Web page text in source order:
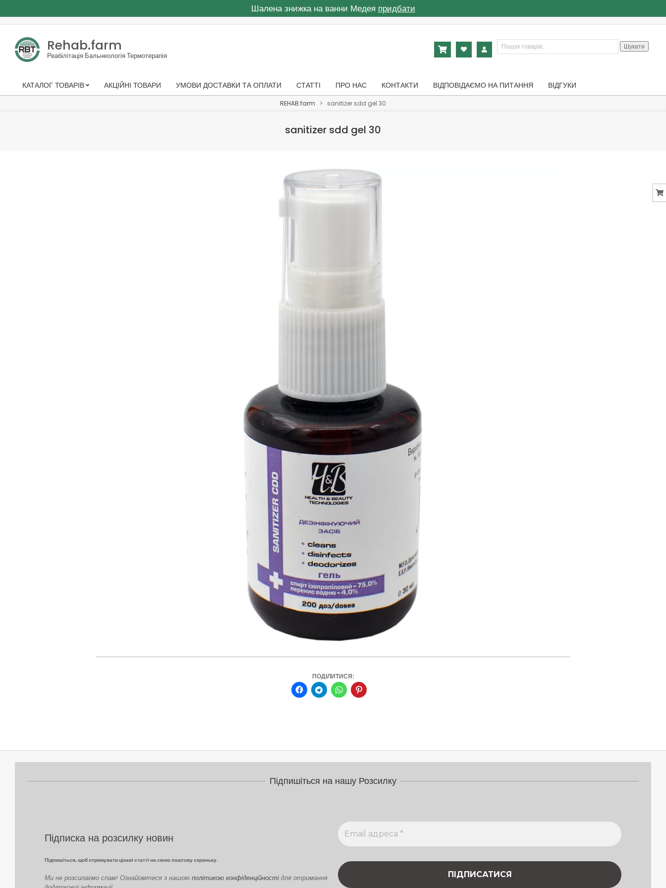
Шалена знижка на ванни Медея придбати
Skip
content
Rehab.farm
Реабілітація Бальнеологія Термотерапія
Шукати: Шукати
Primary
КАТАЛОГ ТОВАРІВ АКЦІЙНІ ТОВАРИ УМОВИ ДОСТАВКИ ТА ОПЛАТИ СТАТТІ ПРО НАС КОНТАКТИ ВІДПОВІДАЄМО НА ПИТАННЯ ВІДГУКИ
REHAB.farm > sanitizer sdd gel 30
sanitizer sdd gel 30
ПОДІЛИТИСЯ:
02-
17
Підпишіться на нашу Розсилку
Підписка на розсилку новин
Підпишіться, щоб отримувати цікаві статті на свою поштову скриньку.
Ми не розсилаємо спам! Ознайомтеся з нашою політикою конфіденційності для отримання